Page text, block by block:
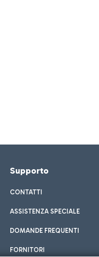
Supporto
CONTATTI
ASSISTENZA SPECIALE
DOMANDE FREQUENTI
FORNITORI